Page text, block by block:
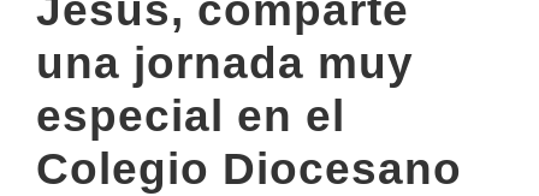
Jesús, comparte
una jornada muy
especial en el
Colegio Diocesano